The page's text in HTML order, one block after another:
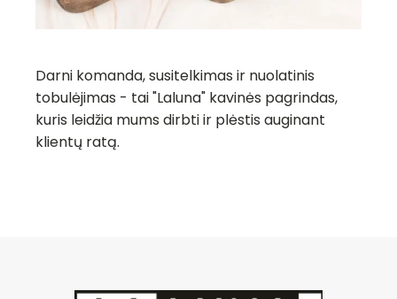
Darni komanda, susitelkimas ir nuolatinis
tobulėjimas - tai "Laluna" kavinės pagrindas,
kuris leidžia mums dirbti ir plėstis auginant
klientų ratą.